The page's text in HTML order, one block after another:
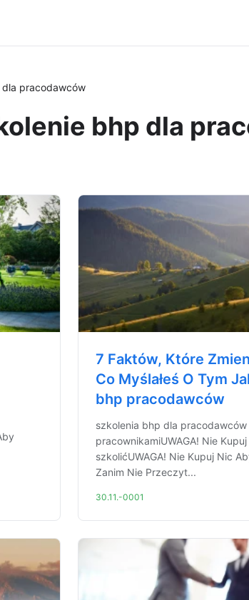
pracodawców
bhp dla
7 Faktów, Które
Co Myślałeś O Tym
bhp pracodawców
szkolenia bhp dla
pracownikamiUWAGA! Nie
szkolićUWAGA! Nie Kupuj Nic
Zanim Nie Przeczyt...
30.11.-0001